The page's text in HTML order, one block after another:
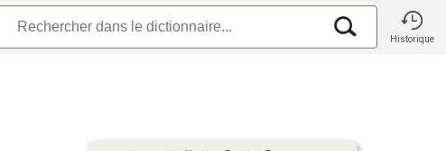
Historique